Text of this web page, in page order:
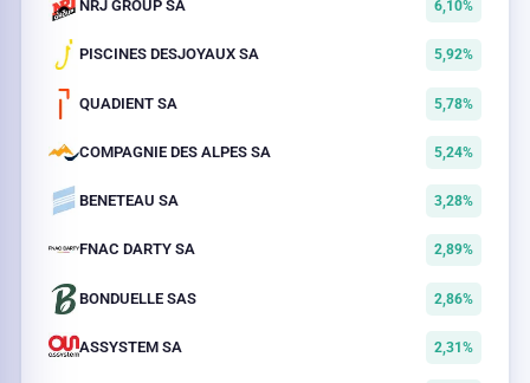
NRJ GROUP SA 6,10%
PISCINES DESJOYAUX SA 5,92%
QUADIENT SA 5,78%
COMPAGNIE DES ALPES SA 5,24%
BENETEAU SA 3,28%
FNAC DARTY SA 2,89%
BONDUELLE SAS 2,86%
ASSYSTEM SA 2,31%